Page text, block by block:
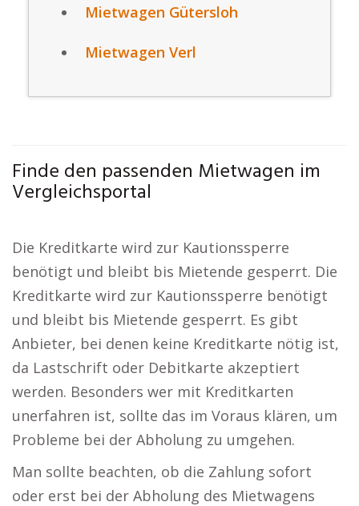
Mietwagen Gütersloh
Mietwagen Verl
Finde den passenden Mietwagen im
Vergleichsportal
Die Kreditkarte wird zur Kautionssperre
benötigt und bleibt bis Mietende gesperrt. Die
Kreditkarte wird zur Kautionssperre benötigt
und bleibt bis Mietende gesperrt. Es gibt
Anbieter, bei denen keine Kreditkarte nötig ist,
da Lastschrift oder Debitkarte akzeptiert
werden. Besonders wer mit Kreditkarten
unerfahren ist, sollte das im Voraus klären, um
Probleme bei der Abholung zu umgehen.
Man sollte beachten, ob die Zahlung sofort
oder erst bei der Abholung des Mietwagens